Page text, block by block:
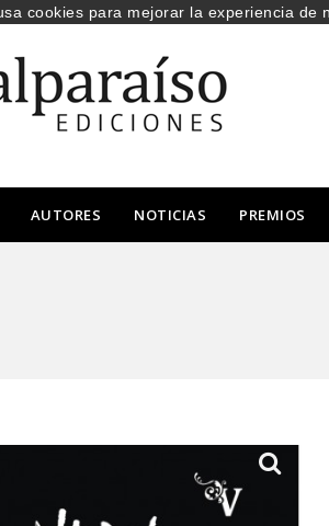
AUTORES NOTICIAS PREMIOS
cookies para mejorar la experiencia de